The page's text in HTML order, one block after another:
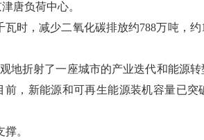
唐负荷中心。
时，减少二氧化碳排放约788万吨，
折射了一座城市的产业迭代和能源
，新能源和可再生能源装机容量已突
。